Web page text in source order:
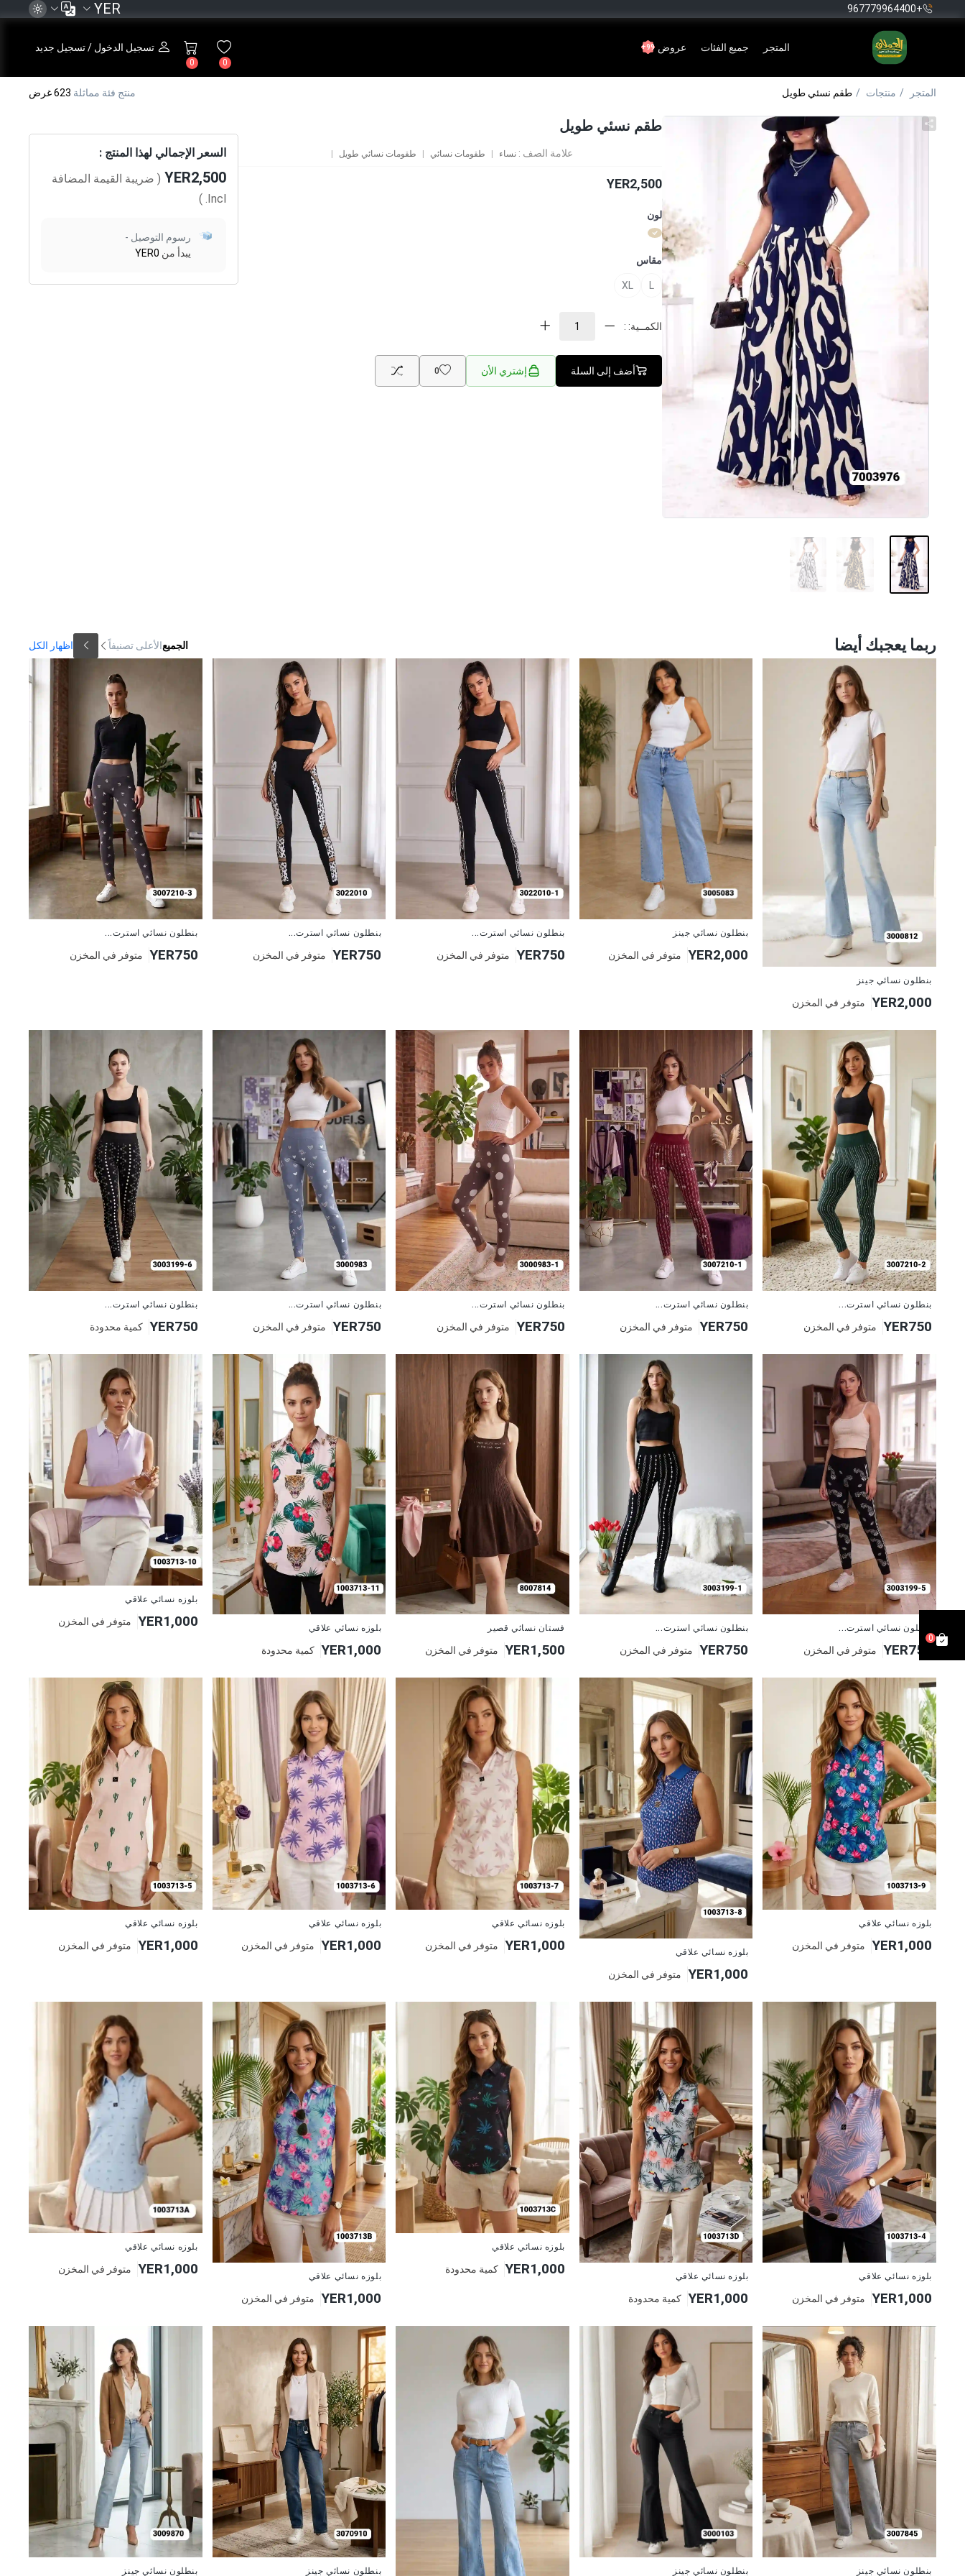
+967779964400
YER
المتجر جميع الفئات عروض 99+
0
0
تسجيل الدخول / تسجيل جديد
0
المتجر منتجات طقم نسئي طويل منتج فئة مماثلة 623 غرض
طقم نسئي طويل
علامة الصف : نساء طقومات نسائي طقومات نسائي طويل
YER2,500
لون
مقاس
L
XL
الكمــية: :
أضف إلى السلة إشتري الأن 0
السعر الإجمالي لهذا المنتج :
YER2,500 ( ضريبة القيمة المضافة
Incl.
)
رسوم التوصيل -
يبدأ من YER0
ربما يعجبك أيضا الجميعالأعلى تصنيفاً اظهار الكل
بنطلون نسائي جينز
YER2,000 متوفر في المخزن
بنطلون نسائي جينز
YER2,000 متوفر في المخزن
بنطلون نسائي استرت...
YER750 متوفر في المخزن
بنطلون نسائي استرت...
YER750 متوفر في المخزن
بنطلون نسائي استرت...
YER750 متوفر في المخزن
بنطلون نسائي استرت...
YER750 متوفر في المخزن
بنطلون نسائي استرت...
YER750 متوفر في المخزن
بنطلون نسائي استرت...
YER750 متوفر في المخزن
بنطلون نسائي استرت...
YER750 متوفر في المخزن
بنطلون نسائي استرت...
YER750 كمية محدودة
بنطلون نسائي استرت...
YER750 متوفر في المخزن
بنطلون نسائي استرت...
YER750 متوفر في المخزن
فستان نسائي قصير
YER1,500 متوفر في المخزن
بلوزه نسائي علاقي
YER1,000 كمية محدودة
بلوزه نسائي علاقي
YER1,000 متوفر في المخزن
بلوزه نسائي علاقي
YER1,000 متوفر في المخزن
بلوزه نسائي علاقي
YER1,000 متوفر في المخزن
بلوزه نسائي علاقي
YER1,000 متوفر في المخزن
بلوزه نسائي علاقي
YER1,000 متوفر في المخزن
بلوزه نسائي علاقي
YER1,000 متوفر في المخزن
بلوزه نسائي علاقي
YER1,000 متوفر في المخزن
بلوزه نسائي علاقي
YER1,000 كمية محدودة
بلوزه نسائي علاقي
YER1,000 كمية محدودة
بلوزه نسائي علاقي
YER1,000 متوفر في المخزن
بلوزه نسائي علاقي
YER1,000 متوفر في المخزن
بنطلون نسائي جينز بنطلون نسائي جينز بنطلون نسائي جينز بنطلون نسائي جينز